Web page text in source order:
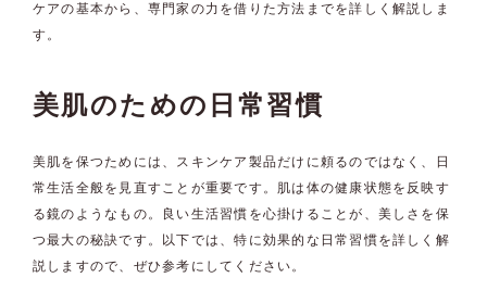
ケアの基本から、専門家の力を借りた方法までを詳しく解説しま
す。
美肌のための日常習慣
美肌を保つためには、スキンケア製品だけに頼るのではなく、日
常生活全般を見直すことが重要です。肌は体の健康状態を反映す
る鏡のようなもの。良い生活習慣を心掛けることが、美しさを保
つ最大の秘訣です。以下では、特に効果的な日常習慣を詳しく解
説しますので、ぜひ参考にしてください。